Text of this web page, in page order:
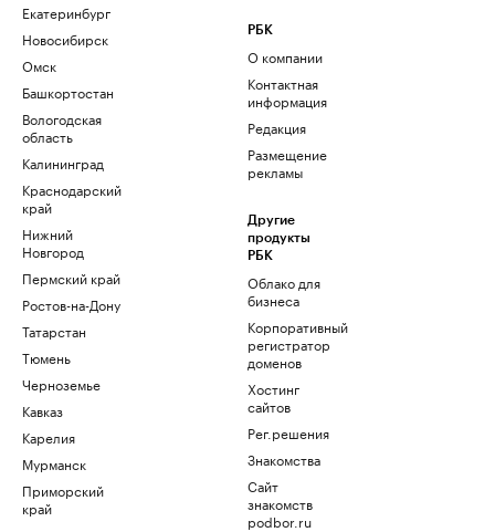
Екатеринбург
Новосибирск
Омск
Башкортостан
Вологодская
область
Калининград
Краснодарский
край
Нижний
Новгород
Пермский край
Ростов-на-Дону
Татарстан
Тюмень
Черноземье
Кавказ
Карелия
Мурманск
Приморский
край
РБК
О компании
Контактная
информация
Редакция
Размещение
рекламы
Другие
продукты
РБК
Облако для
бизнеса
Корпоративный
регистратор
доменов
Хостинг
сайтов
Рег.решения
Знакомства
Сайт
знакомств
podbor.ru